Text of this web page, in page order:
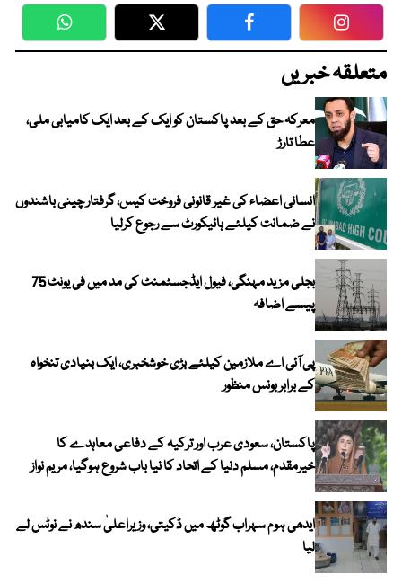
WhatsApp Twitter Facebook
متعلقہ خبریں
معرکہ حق کے بعد پاکستان کو ایک کے بعد ایک کامیابی ملی،
عطا تارڑ
انسانی اعضاء کی غیر قانونی فروخت کیس، گرفتار چینی باشندوں
نے ضمانت کیلئے ہائیکورٹ سے رجوع کرلیا
بجلی مزید مہنگی، فیول ایڈجسٹمنٹ کی مد میں فی یونٹ 75
پیسے اضافہ
پی آئی اے ملازمین کیلئے بڑی خوشخبری، ایک بنیادی تنخواہ
کے برابر بونس منظور
پاکستان، سعودی عرب اور ترکیہ کے دفاعی معاہدے کا
خیرمقدم، مسلم دنیا کے اتحاد کا نیا باب شروع ہوگیا، مریم نواز
ایدھی ہوم سہراب گوٹھ میں ڈکیتی، وزیراعلیٰ سندھ نے نوٹس لے
لیا